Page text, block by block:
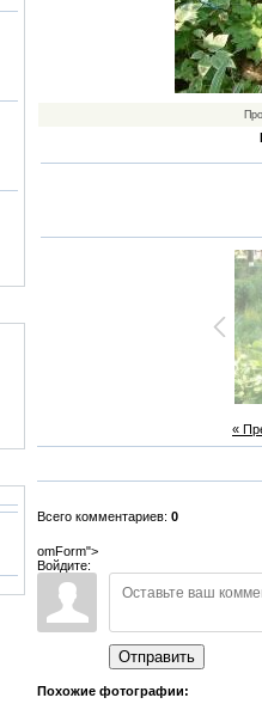
«
Всего комментариев: 0
omForm">
Войдите:
Отправить
Похожие фотографии: